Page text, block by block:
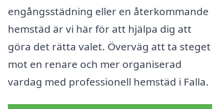
engångsstädning eller en återkommande
hemstäd är vi här för att hjälpa dig att
göra det rätta valet. Överväg att ta steget
mot en renare och mer organiserad
vardag med professionell hemstäd i Falla.